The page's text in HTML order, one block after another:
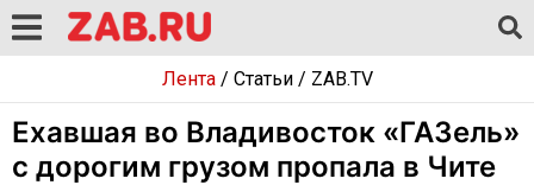
Лента/ Статьи/ ZAB.TV
Ехавшая во Владивосток «ГАЗель»
с дорогим грузом пропала в Чите